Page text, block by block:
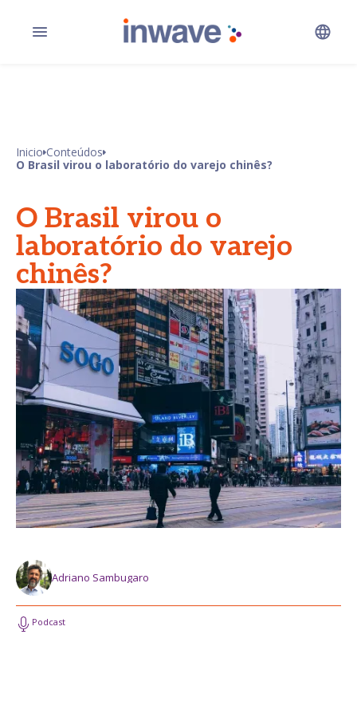
Inicio Conteúdos
O Brasil virou o laboratório do varejo chinês?
O Brasil virou o
laboratório do varejo
chinês?
Adriano Sambugaro
Podcast